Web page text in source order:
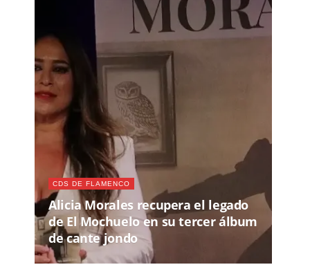
CDS DE FLAMENCO
Alicia Morales recupera el legado
de El Mochuelo en su tercer álbum
de cante jondo